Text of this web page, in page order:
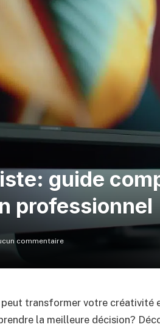
guide
professionnel
commentaire
peut transformer votre créativité
la meilleure décision?